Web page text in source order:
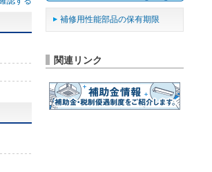
補修用性能部品の保有期限
関連リンク